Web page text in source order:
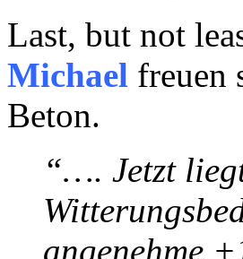
Last, but not
Michael freuen
Beton.
“…. Jetzt
angenehme